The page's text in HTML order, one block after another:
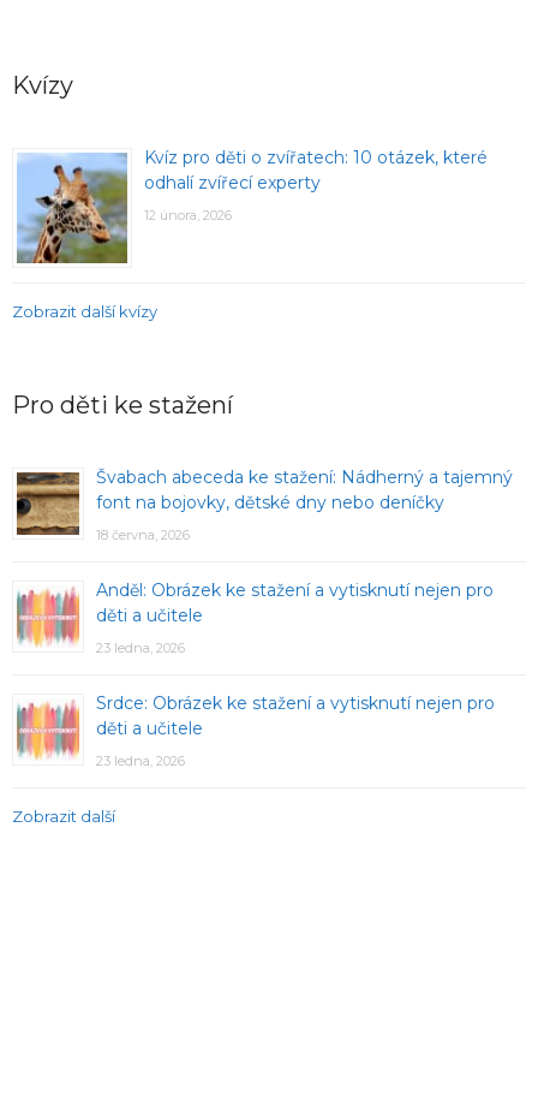
Kvízy
Kvíz pro děti o zvířatech: 10 otázek, které
odhalí zvířecí experty
12 února, 2026
Zobrazit další kvízy
Pro děti ke stažení
Švabach abeceda ke stažení: Nádherný a tajemný
font na bojovky, dětské dny nebo deníčky
18 června, 2026
Anděl: Obrázek ke stažení a vytisknutí nejen pro
děti a učitele
23 ledna, 2026
Srdce: Obrázek ke stažení a vytisknutí nejen pro
děti a učitele
23 ledna, 2026
Zobrazit další